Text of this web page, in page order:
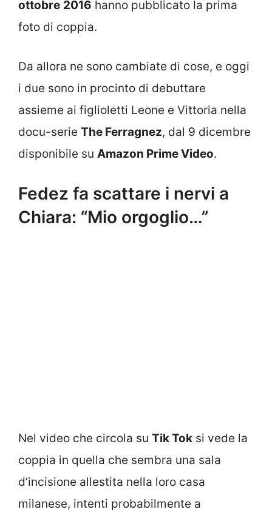
ottobre 2016 hanno pubblicato la prima
foto di coppia.
Da allora ne sono cambiate di cose, e oggi
i due sono in procinto di debuttare
assieme ai figlioletti Leone e Vittoria nella
docu-serie The Ferragnez, dal 9 dicembre
disponibile su Amazon Prime Video.
Fedez fa scattare i nervi a
Chiara: “Mio orgoglio…”
Nel video che circola su Tik Tok si vede la
coppia in quella che sembra una sala
d’incisione allestita nella loro casa
milanese, intenti probabilmente a